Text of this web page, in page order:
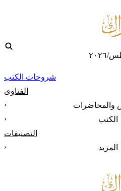
شروحات الكتب
الفتاوى
والمحاضرات
‹
الكتب
‹
التصنيفات
المزيد
‹